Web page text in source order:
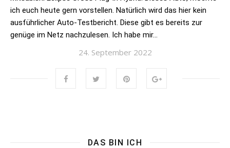
ich euch heute gern vorstellen. Natürlich wird das hier kein
ausführlicher Auto-Testbericht. Diese gibt es bereits zur
genüge im Netz nachzulesen. Ich habe mir…
24. September 2022
DAS BIN ICH